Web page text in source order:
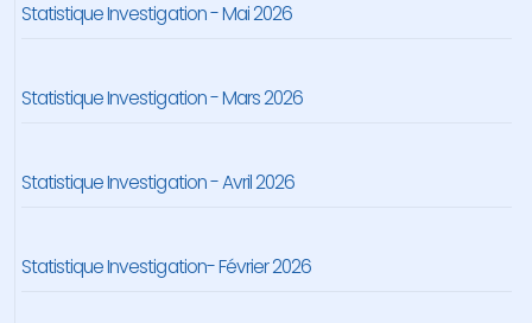
Statistique Investigation - Mai 2026
Statistique Investigation - Mars 2026
Statistique Investigation - Avril 2026
Statistique Investigation- Février 2026